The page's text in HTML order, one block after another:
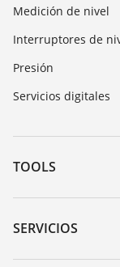
Medición de nivel
Interruptores de
Presión
Servicios digitales
TOOLS
Zona de descarga
Búsqueda por
SERVICIOS
Devolución de